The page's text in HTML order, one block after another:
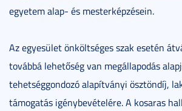
egyetem alap- és mesterképzésein.
Az egyesület önköltséges szak esetén
továbbá lehetőség van megállapodás
tehetséggondozó alapítványi ösztöndíj,
támogatás igénybevételére. A kosaras